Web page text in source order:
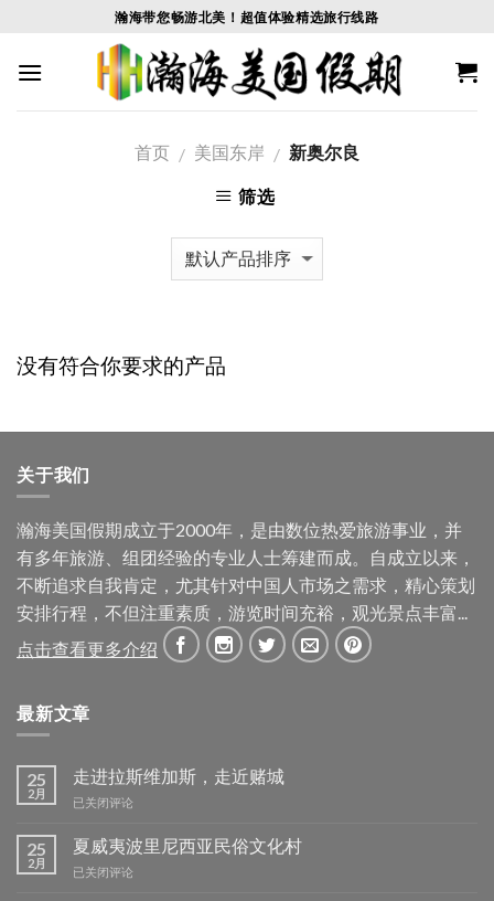
content
瀚海带您畅游北美！超值体验精选旅行线路
首页 / 美国东岸 / 新奥尔良
筛选
没有符合你要求的产品
关于我们
瀚海美国假期成立于2000年，是由数位热爱旅游事业，并
有多年旅游、组团经验的专业人士筹建而成。自成立以来，
不断追求自我肯定，尤其针对中国人市场之需求，精心策划
安排行程，不但注重素质，游览时间充裕，观光景点丰富...
点击查看更多介绍
最新文章
25
2月
走进拉斯维加斯，走近赌城
走
拉
斯
维
已关闭评论
25
2月
夏威夷波里尼西亚民俗文化村
夏
已关闭评论